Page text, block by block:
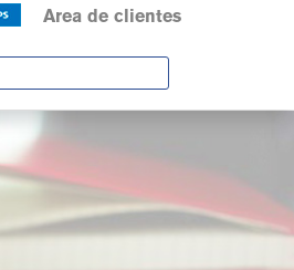
Area de clientes